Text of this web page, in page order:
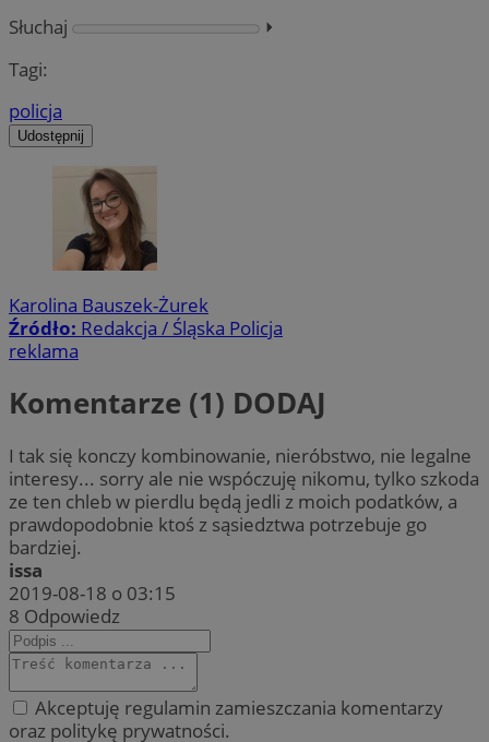
Słuchaj
⏵︎
Tagi:
policja
Udostępnij
Karolina Bauszek-Żurek
Źródło: Redakcja / Śląska Policja
reklama
Komentarze (1) DODAJ
I tak się konczy kombinowanie, nieróbstwo, nie legalne
interesy... sorry ale nie wspóczuję nikomu, tylko szkoda
ze ten chleb w pierdlu będą jedli z moich podatków, a
prawdopodobnie ktoś z sąsiedztwa potrzebuje go
bardziej.
issa
2019-08-18 o 03:15
8 Odpowiedz
Akceptuję regulamin zamieszczania komentarzy
oraz politykę prywatności.